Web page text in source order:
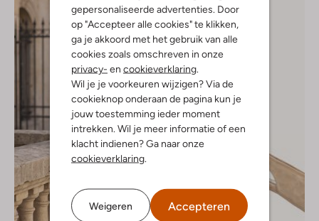
gepersonaliseerde advertenties. Door
op "Accepteer alle cookies" te klikken,
ga je akkoord met het gebruik van alle
cookies zoals omschreven in onze
privacy- en cookieverklaring.
Wil je je voorkeuren wijzigen? Via de
cookieknop onderaan de pagina kun je
jouw toestemming ieder moment
intrekken. Wil je meer informatie of een
klacht indienen? Ga naar onze
cookieverklaring.
Weigeren Accepteren